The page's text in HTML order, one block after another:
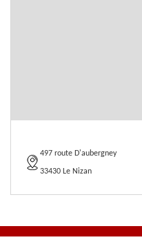
497 route D'aubergney
33430 Le Nizan